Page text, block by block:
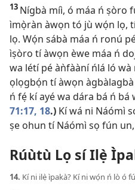
13 Nígbà míì, ó máa ń ṣòro
ìmọ̀ràn àwọn tó jù wọ́n lọ,
lọ. Wọ́n sábà máa ń ronú
ìṣòro tí àwọn èwe máa ń
wa létí pé àǹfààní ńlá ló
ọlọgbọ́n tí àwọn
ń fẹ́ kí ayé wa dára bá ń bá
71:17, 18.) Kí wá ni Náómì
ṣe ohun tí Náómì sọ fún
Rúùtù Lọ sí Ilẹ̀
14. Kí ni ilẹ̀ ìpakà? Kí ni wọ́n ń lò ó